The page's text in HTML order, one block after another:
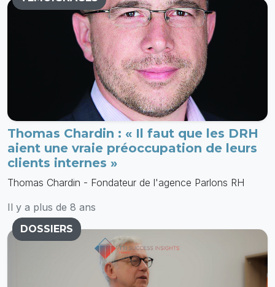
Thomas Chardin : « Il faut que les DRH
aient une vraie préoccupation de leurs
clients internes »
Thomas Chardin - Fondateur de l'agence Parlons RH
Il y a plus de 8 ans
DOSSIERS